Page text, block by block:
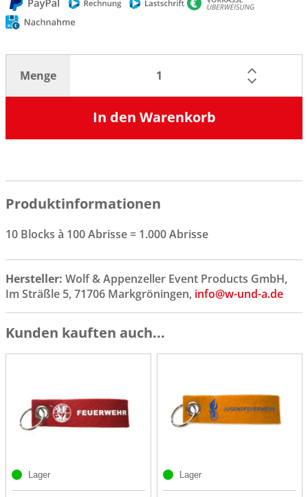
Menge
In den Warenkorb
Produktinformationen
10 Blocks à 100 Abrisse = 1.000 Abrisse
Hersteller: Wolf & Appenzeller Event Products GmbH,
Im Sträßle 5, 71706 Markgröningen, info@w-und-a.de
Kunden kauften auch...
Lager Lager